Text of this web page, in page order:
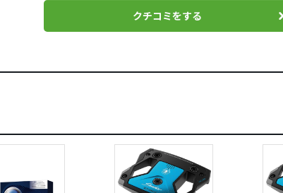
クチコミをする